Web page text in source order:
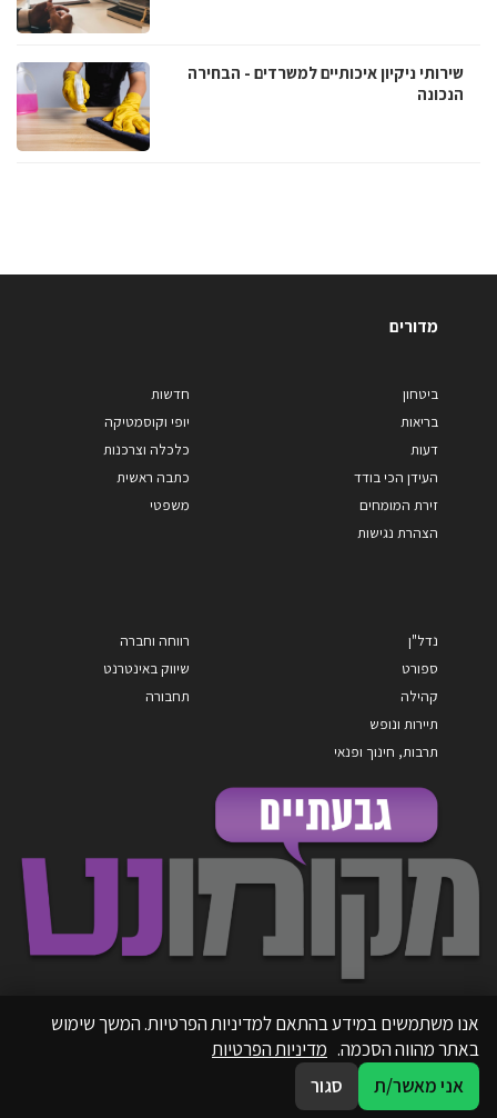
שירותי ניקיון איכותיים למשרדים - הבחירה
הנכונה
מדורים
ביטחון
בריאות
דעות
העידן הכי בודד
זירת המומחים
הצהרת נגישות
חדשות
יופי וקוסמטיקה
כלכלה וצרכנות
כתבה ראשית
משפטי
נדל"ן
ספורט
קהילה
תיירות ונופש
תרבות, חינוך ופנאי
רווחה וחברה
שיווק באינטרנט
תחבורה
אנו משתמשים במידע בהתאם למדיניות הפרטיות. המשך שימוש
באתר מהווה הסכמה. מדיניות הפרטיות
אני מאשר/ת
סגור